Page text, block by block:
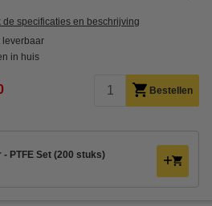
de specificaties en beschrijving
leverbaar
in huis
Bestellen
PTFE Set (200 stuks)